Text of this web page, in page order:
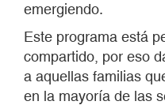
emergiendo.
Este programa está
compartido, por eso
a aquellas familias
en la mayoría de las